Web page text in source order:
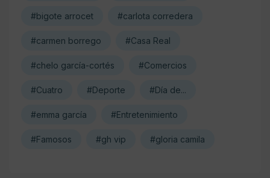
#bigote arrocet #carlota corredera
#carmen borrego #Casa Real
#chelo garcía-cortés #Comercios
#Cuatro #Deporte #Día de...
#emma garcía #Entretenimiento
#Famosos #gh vip #gloria camila